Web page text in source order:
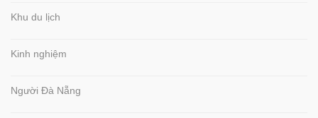
Khu du lịch
Kinh nghiệm
Người Đà Nẵng